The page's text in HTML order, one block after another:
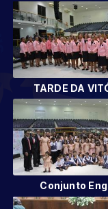
TARDE DA
Conjunto